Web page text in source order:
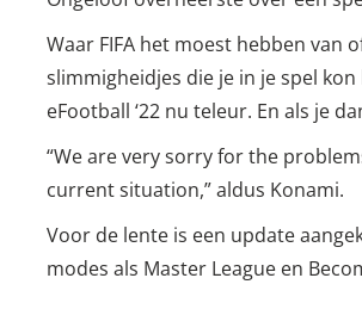
Waar FIFA het moest hebben van
slimmigheidjes die je in je spel
eFootball ‘22 nu teleur. En als je
“We are very sorry for the
current situation,” aldus Konami.
Voor de lente is een update
modes als Master League en